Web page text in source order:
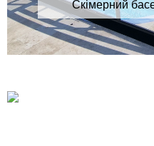
Скімерний